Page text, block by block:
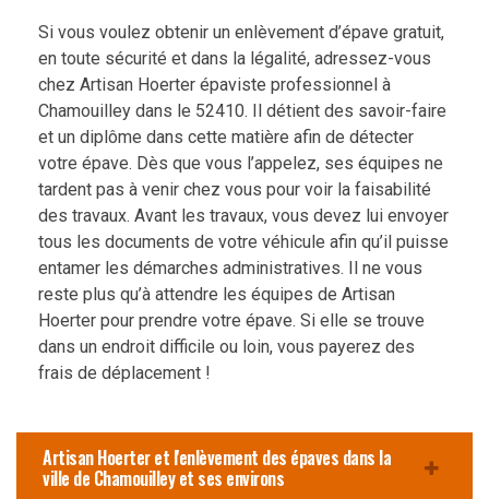
Si vous voulez obtenir un enlèvement d’épave gratuit,
en toute sécurité et dans la légalité, adressez-vous
chez Artisan Hoerter épaviste professionnel à
Chamouilley dans le 52410. Il détient des savoir-faire
et un diplôme dans cette matière afin de détecter
votre épave. Dès que vous l’appelez, ses équipes ne
tardent pas à venir chez vous pour voir la faisabilité
des travaux. Avant les travaux, vous devez lui envoyer
tous les documents de votre véhicule afin qu’il puisse
entamer les démarches administratives. Il ne vous
reste plus qu’à attendre les équipes de Artisan
Hoerter pour prendre votre épave. Si elle se trouve
dans un endroit difficile ou loin, vous payerez des
frais de déplacement !
Artisan Hoerter et l'enlèvement des épaves dans la
ville de Chamouilley et ses environs